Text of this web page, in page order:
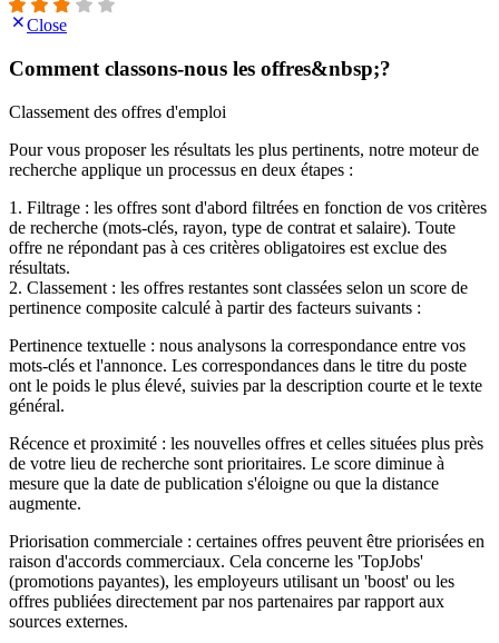
Close
Comment classons-nous les offres&nbsp;?
Classement des offres d'emploi
Pour vous proposer les résultats les plus pertinents, notre moteur de
recherche applique un processus en deux étapes :
1. Filtrage : les offres sont d'abord filtrées en fonction de vos critères
de recherche (mots-clés, rayon, type de contrat et salaire). Toute
offre ne répondant pas à ces critères obligatoires est exclue des
résultats.
2. Classement : les offres restantes sont classées selon un score de
pertinence composite calculé à partir des facteurs suivants :
Pertinence textuelle : nous analysons la correspondance entre vos
mots-clés et l'annonce. Les correspondances dans le titre du poste
ont le poids le plus élevé, suivies par la description courte et le texte
général.
Récence et proximité : les nouvelles offres et celles situées plus près
de votre lieu de recherche sont prioritaires. Le score diminue à
mesure que la date de publication s'éloigne ou que la distance
augmente.
Priorisation commerciale : certaines offres peuvent être priorisées en
raison d'accords commerciaux. Cela concerne les 'TopJobs'
(promotions payantes), les employeurs utilisant un 'boost' ou les
offres publiées directement par nos partenaires par rapport aux
sources externes.